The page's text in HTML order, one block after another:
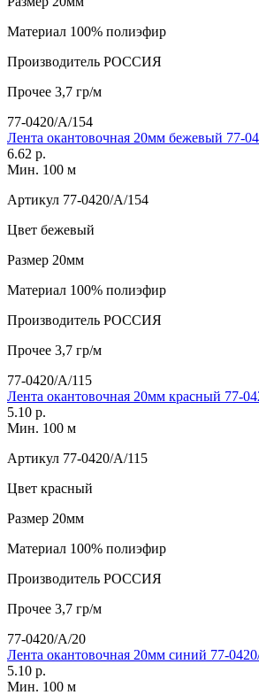
Материал 100% полиэфир
Производитель РОССИЯ
Прочее 3,7 гр/м
77-0420/А/154
Лента окантовочная 20мм бежевый 77-
6.62 р.
Мин. 100 м
Артикул 77-0420/А/154
Цвет бежевый
Размер 20мм
Материал 100% полиэфир
Производитель РОССИЯ
Прочее 3,7 гр/м
77-0420/А/115
Лента окантовочная 20мм красный 77-
5.10 р.
Мин. 100 м
Артикул 77-0420/А/115
Цвет красный
Размер 20мм
Материал 100% полиэфир
Производитель РОССИЯ
Прочее 3,7 гр/м
77-0420/А/20
Лента окантовочная 20мм синий 77-
5.10 р.
Мин. 100 м